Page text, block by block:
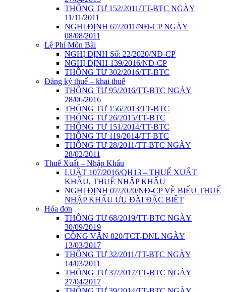
THÔNG TƯ 152/2011/TT-BTC NGÀY
11/11/2011
NGHỊ ĐỊNH 67/2011/NĐ-CP NGÀY
08/08/2011
Lệ Phí Môn Bài
NGHỊ ĐỊNH Số: 22/2020/NĐ-CP
NGHỊ ĐỊNH 139/2016/NĐ-CP
THÔNG TƯ 302/2016/TT-BTC
Đăng ký thuế – khai thuế
THÔNG TƯ 95/2016/TT-BTC NGÀY
28/06/2016
THÔNG TƯ 156/2013/TT-BTC
THÔNG TƯ 26/2015/TT-BTC
THÔNG TƯ 151/2014/TT-BTC
THÔNG TƯ 119/2014/TT-BTC
THÔNG TƯ 28/2011/TT-BTC NGÀY
28/02/2011
Thuế Xuất – Nhập Khẩu
LUẬT 107/2016/QH13 – THUẾ XUẤT
KHẨU, THUẾ NHẬP KHẨU
NGHỊ ĐỊNH 07/2020/NĐ-CP VỀ BIỂU THUẾ
NHẬP KHẨU ƯU ĐÃI ĐẶC BIỆT
Hóa đơn
THÔNG TƯ 68/2019/TT-BTC NGÀY
30/09/2019
CÔNG VĂN 820/TCT-DNL NGÀY
13/03/2017
THÔNG TƯ 32/2011/TT-BTC NGÀY
14/03/2011
THÔNG TƯ 37/2017/TT-BTC NGÀY
27/04/2017